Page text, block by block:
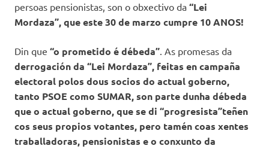
persoas pensionistas, son o obxectivo da “Lei
Mordaza”, que este 30 de marzo cumpre 10 ANOS!
Din que “o prometido é débeda”. As promesas da
derrogación da “Lei Mordaza”, feitas en campaña
electoral polos dous socios do actual goberno,
tanto PSOE como SUMAR, son parte dunha débeda
que o actual goberno, que se di “progresista”teñen
cos seus propios votantes, pero tamén coas xentes
traballadoras, pensionistas e o conxunto da